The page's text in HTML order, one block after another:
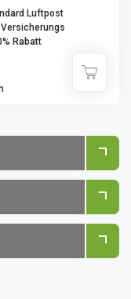
Luftpost
Rabatt